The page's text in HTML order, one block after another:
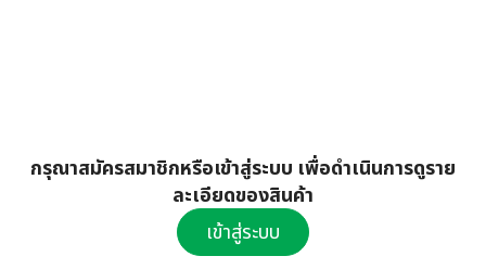
กรุณาสมัครสมาชิกหรือเข้าสู่ระบบ เพื่อดำเนินการดูราย
ละเอียดของสินค้า
เข้าสู่ระบบ